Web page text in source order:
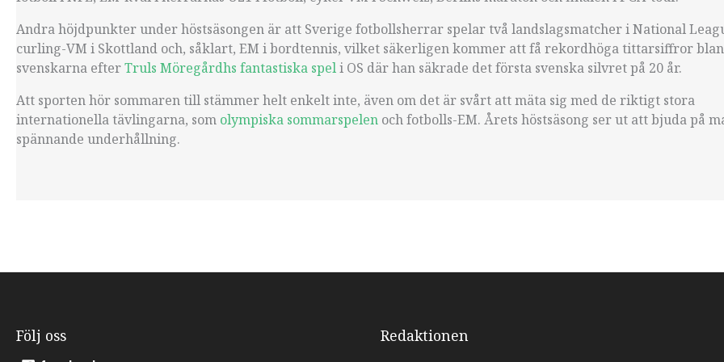
Andra höjdpunkter under höstsäsongen är att Sverige fotbollsherrar spelar två landslagsmatcher i National
curling-VM i Skottland och, såklart, EM i bordtennis, vilket säkerligen kommer att få rekordhöga tittarsiffror
svenskarna efterTruls Möregårdhs fantastiska speli OS där han säkrade det första svenska silvret på 20 år.
Att sporten hör sommaren till stämmer helt enkelt inte, även om det är svårt att mäta sig med de riktigt stora
internationella tävlingarna, som olympiska sommarspelen och fotbolls-EM. Årets höstsäsong ser ut att bjuda på
spännande underhållning.
Följ oss Redaktionen